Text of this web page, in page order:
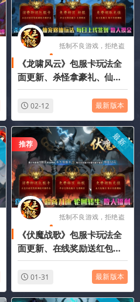
抵制不良游戏，拒绝盗
版游戏
《龙啸风云》包服卡玩法全
面更新、杀怪拿豪礼、仙宠
修仙玩法、每日上线签到、
散人摸金（仙宠洗练特色玩
02-12 最新版本
推荐 最新
抵制不良游戏，拒绝盗
版游戏
《伏魔战歌》包服卡玩法全
面更新、在线奖励送红包、
每日登录领充值、终极全
爆、追梦神器（神示录特色
玩法邀你来战）
01-31 最新版本